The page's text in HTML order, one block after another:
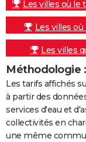
Les villes où le
Les villes
Les villes
Méthodologie :
Les tarifs affichés
à partir des
services d'eau et
collectivités en
une même